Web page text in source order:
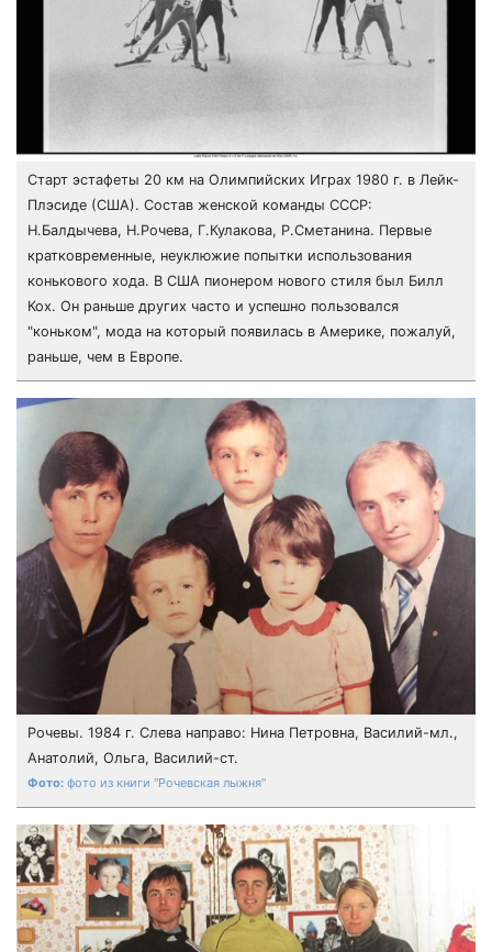
Старт эстафеты 20 км на Олимпийских Играх 1980 г. в Лейк-
Плэсиде (США). Состав женской команды СССР:
Н.Балдычева, Н.Рочева, Г.Кулакова, Р.Сметанина. Первые
кратковременные, неуклюжие попытки использования
конькового хода. В США пионером нового стиля был Билл
Кох. Он раньше других часто и успешно пользовался
"коньком", мода на который появилась в Америке, пожалуй,
раньше, чем в Европе.
Рочевы. 1984 г. Слева направо: Нина Петровна, Василий-мл.,
Анатолий, Ольга, Василий-ст.
фото из книги "Рочевская лыжня"